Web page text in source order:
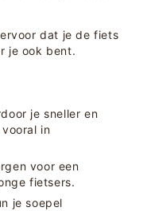
dat je de fiets
je ook bent.
je sneller en
in
voor een
fietsers.
je soepel